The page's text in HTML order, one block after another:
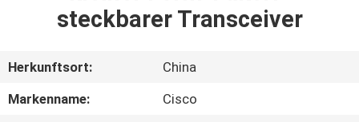
PRODUKTE
VIDEOS
steckbarer Transceiver
Herkunftsort:
China
Markenname:
Cisco